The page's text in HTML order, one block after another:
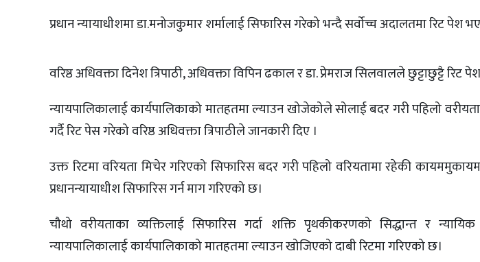
प्रधान न्यायाधीशमा डा.मनोजकुमार शर्मालाई सिफारिस गरेको भन्दै सर्वोच्च अदालतमा रिट पेश
वरिष्ठ अधिवक्ता दिनेश त्रिपाठी, अधिवक्ता विपिन ढकाल र डा. प्रेमराज सिलवालले छुट्टाछुट्टै रिट
न्यायपालिकालाई कार्यपालिकाको मातहतमा ल्याउन खोजेकोले सोलाई बदर गरी पहिलो
गर्दै रिट पेस गरेको वरिष्ठ अधिवक्ता त्रिपाठीले जानकारी दिए ।
उक्त रिटमा वरियता मिचेर गरिएको सिफारिस बदर गरी पहिलो वरियतामा रहेकी कायममुकायम
प्रधानन्यायाधीश सिफारिस गर्न माग गरिएको छ।
चौथो वरीयताका व्यक्तिलाई सिफारिस गर्दा शक्ति पृथकीकरणको सिद्धान्त र
न्यायपालिकालाई कार्यपालिकाको मातहतमा ल्याउन खोजिएको दाबी रिटमा गरिएको छ।